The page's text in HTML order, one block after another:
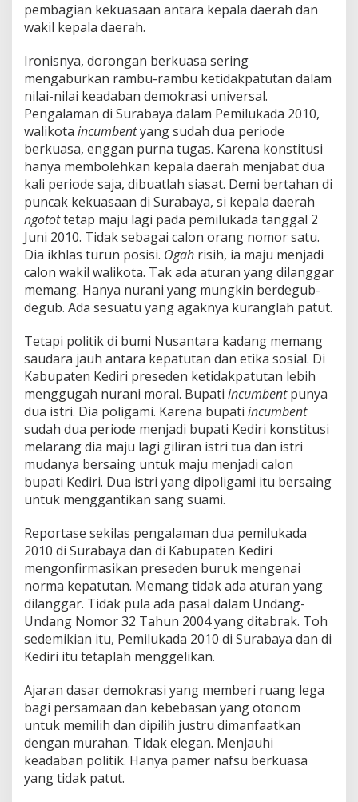
pembagian kekuasaan antara kepala daerah dan
wakil kepala daerah.
Ironisnya, dorongan berkuasa sering
mengaburkan rambu-rambu ketidakpatutan dalam
nilai-nilai keadaban demokrasi universal.
Pengalaman di Surabaya dalam Pemilukada 2010,
walikota incumbentyang sudah dua periode
berkuasa, enggan purna tugas. Karena konstitusi
hanya membolehkan kepala daerah menjabat dua
kali periode saja, dibuatlah siasat. Demi bertahan di
puncak kekuasaan di Surabaya, si kepala daerah
ngotottetap maju lagi pada pemilukada tanggal 2
Juni 2010. Tidak sebagai calon orang nomor satu.
Dia ikhlas turun posisi. Ogah risih, ia maju menjadi
calon wakil walikota. Tak ada aturan yang dilanggar
memang. Hanya nurani yang mungkin berdegub-
degub. Ada sesuatu yang agaknya kuranglah patut.
Tetapi politik di bumi Nusantara kadang memang
saudara jauh antara kepatutan dan etika sosial. Di
Kabupaten Kediri preseden ketidakpatutan lebih
menggugah nurani moral. Bupati incumbentpunya
dua istri. Dia poligami. Karena bupati incumbent
sudah dua periode menjadi bupati Kediri konstitusi
melarang dia maju lagi giliran istri tua dan istri
mudanya bersaing untuk maju menjadi calon
bupati Kediri. Dua istri yang dipoligami itu bersaing
untuk menggantikan sang suami.
Reportase sekilas pengalaman dua pemilukada
2010 di Surabaya dan di Kabupaten Kediri
mengonfirmasikan preseden buruk mengenai
norma kepatutan. Memang tidak ada aturan yang
dilanggar. Tidak pula ada pasal dalam Undang-
Undang Nomor 32 Tahun 2004 yang ditabrak. Toh
sedemikian itu, Pemilukada 2010 di Surabaya dan di
Kediri itu tetaplah menggelikan.
Ajaran dasar demokrasi yang memberi ruang lega
bagi persamaan dan kebebasan yang otonom
untuk memilih dan dipilih justru dimanfaatkan
dengan murahan. Tidak elegan. Menjauhi
keadaban politik. Hanya pamer nafsu berkuasa
yang tidak patut.